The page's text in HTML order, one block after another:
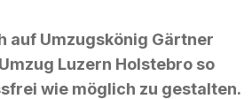
auf Umzugskönig Gärtner
Luzern Holstebro so
wie möglich zu gestalten.